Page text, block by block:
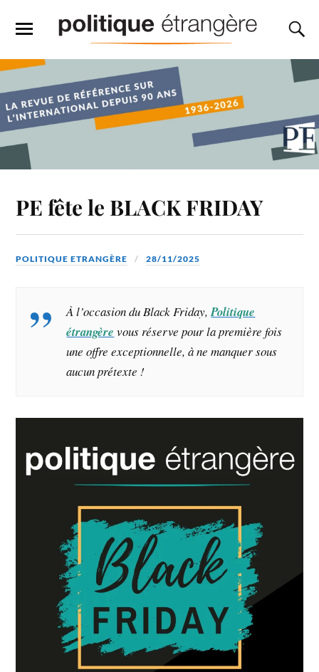
PE fête le BLACK FRIDAY
POLITIQUE ETRANGÈRE 28/11/2025
À l’occasion du Black Friday,Politique
étrangère vous réserve pour la première fois
une offre exceptionnelle, à ne manquer sous
aucun prétexte !